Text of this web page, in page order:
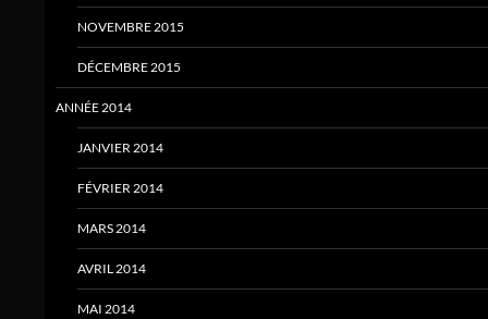
NOVEMBRE 2015
DÉCEMBRE 2015
ANNÉE 2014
JANVIER 2014
FÉVRIER 2014
MARS 2014
AVRIL 2014
MAI 2014